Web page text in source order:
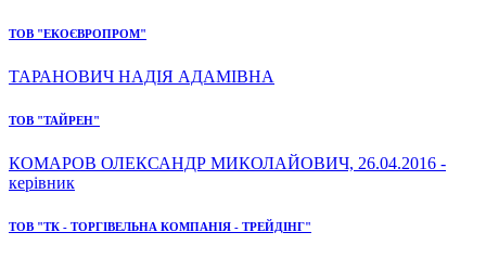
ТОВ "ЕКОЄВРОПРОМ"
ТАРАНОВИЧ НАДІЯ АДАМІВНА
ТОВ "ТАЙРЕН"
КОМАРОВ ОЛЕКСАНДР МИКОЛАЙОВИЧ, 26.04.2016 -
керівник
ТОВ "ТК - ТОРГІВЕЛЬНА КОМПАНІЯ - ТРЕЙДІНГ"